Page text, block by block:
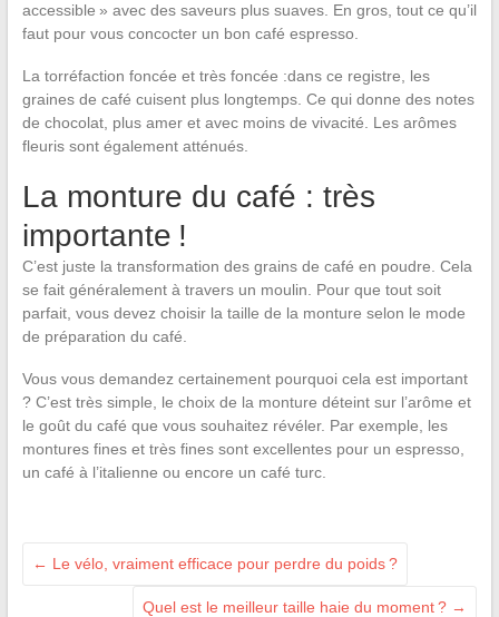
accessible » avec des saveurs plus suaves. En gros, tout ce qu’il
faut pour vous concocter un bon café espresso.
La torréfaction foncée et très foncée :dans ce registre, les
graines de café cuisent plus longtemps. Ce qui donne des notes
de chocolat, plus amer et avec moins de vivacité. Les arômes
fleuris sont également atténués.
La monture du café : très
importante !
C’est juste la transformation des grains de café en poudre. Cela
se fait généralement à travers un moulin. Pour que tout soit
parfait, vous devez choisir la taille de la monture selon le mode
de préparation du café.
Vous vous demandez certainement pourquoi cela est important
? C’est très simple, le choix de la monture déteint sur l’arôme et
le goût du café que vous souhaitez révéler. Par exemple, les
montures fines et très fines sont excellentes pour un espresso,
un café à l’italienne ou encore un café turc.
← Le vélo, vraiment efficace pour perdre du poids ?
Quel est le meilleur taille haie du moment ? →